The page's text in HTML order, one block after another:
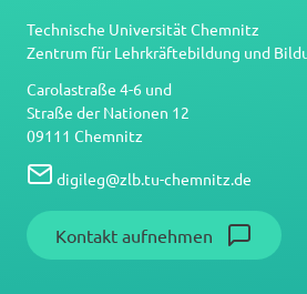
Technische Universität Chemnitz
Zentrum für Lehrkräftebildung und
Carolastraße 4-6 und
Straße der Nationen 12
09111 Chemnitz
digileg@zlb.tu-chemnitz.de
Kontakt aufnehmen